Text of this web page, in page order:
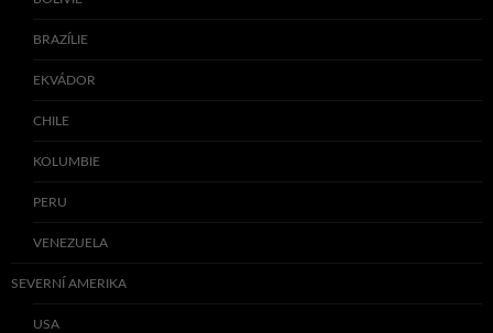
BRAZÍLIE
EKVÁDOR
CHILE
KOLUMBIE
PERU
VENEZUELA
SEVERNÍ AMERIKA
USA